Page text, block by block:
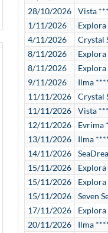
28/10/2026
Vista
1/11/2026
Explora
4/11/2026
Crystal
8/11/2026
Explora
8/11/2026
Explora
9/11/2026
Ilma
11/11/2026
Crystal
11/11/2026
Vista
12/11/2026
Evrima
13/11/2026
Ilma
14/11/2026
15/11/2026
Explora
15/11/2026
Explora
15/11/2026
Seven
17/11/2026
Explora
20/11/2026
Ilma